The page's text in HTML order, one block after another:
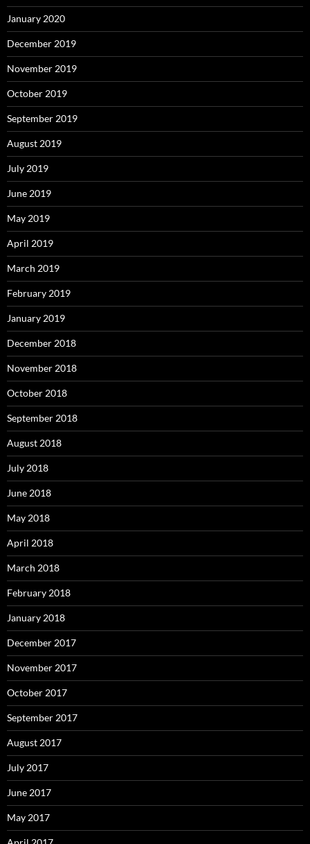
January 2020
December 2019
November 2019
October 2019
September 2019
August 2019
July 2019
June 2019
May 2019
April 2019
March 2019
February 2019
January 2019
December 2018
November 2018
October 2018
September 2018
August 2018
July 2018
June 2018
May 2018
April 2018
March 2018
February 2018
January 2018
December 2017
November 2017
October 2017
September 2017
August 2017
July 2017
June 2017
May 2017